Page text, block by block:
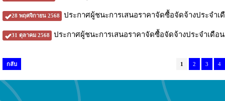
28 พฤศจิกายน 2568 ประกาศผู้ชนะการเสนอราคาจัดซื้อจัดจ้างประจำเ
31 ตุลาคม 2568 ประกาศผู้ชนะการเสนอราคาจัดซื้อจัดจ้างประจำเดือ
กลับ 1 2 3 4